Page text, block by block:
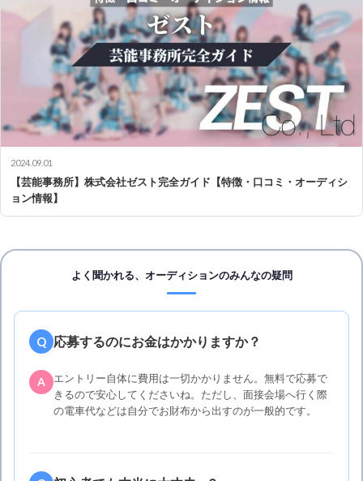
よく聞かれる、オーディションのみんなの疑問
Q 応募するのにお金はかかりますか？
A
エントリー自体に費用は一切かかりません。無料で応募で
きるので安心してくださいね。ただし、面接会場へ行く際
の電車代などは自分でお財布から出すのが一般的です。
2024.09.01
【芸能事務所】株式会社ゼスト完全ガイド【特徴・口コミ・オーディシ
ョン情報】